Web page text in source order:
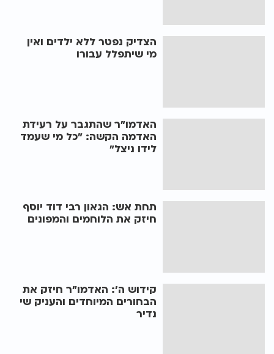
הצדיק נפטר ללא ילדים ואין
מי שיתפלל עבורו
האדמו"ר שהתגבר על רעידת
האדמה הקשה: "כל מי שעמד
לידו ניצל"
תחת אש: הגאון רבי דוד יוסף
חיזק את הלוחמים והמפונים
קידוש ה': האדמו"ר חיזק את
הבחורים המיוחדים והעניק שי
נדיר